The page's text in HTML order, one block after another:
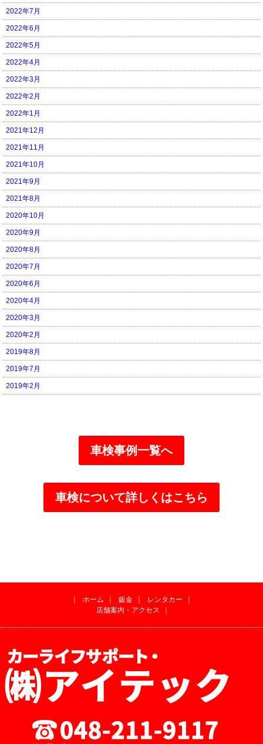
2022年7月
2022年6月
2022年5月
2022年4月
2022年3月
2022年2月
2022年1月
2021年12月
2021年11月
2021年10月
2021年9月
2021年8月
2020年10月
2020年9月
2020年8月
2020年7月
2020年6月
2020年4月
2020年3月
2020年2月
2019年8月
2019年7月
2019年2月
車検事例一覧へ
車検について詳しくはこちら
ホーム 鈑金 レンタカー
店舗案内・アクセス